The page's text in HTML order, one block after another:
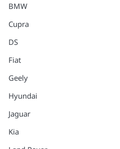
BMW
Cupra
DS
Fiat
Geely
Hyundai
Jaguar
Kia